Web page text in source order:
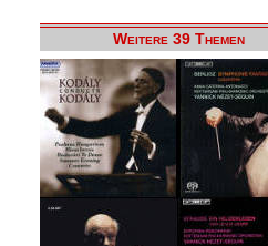
Weitere 39 Themen